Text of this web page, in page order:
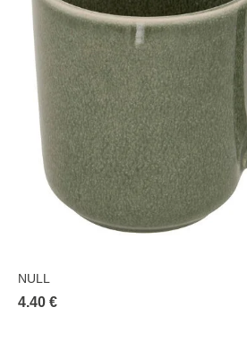
NULL
4.40 €